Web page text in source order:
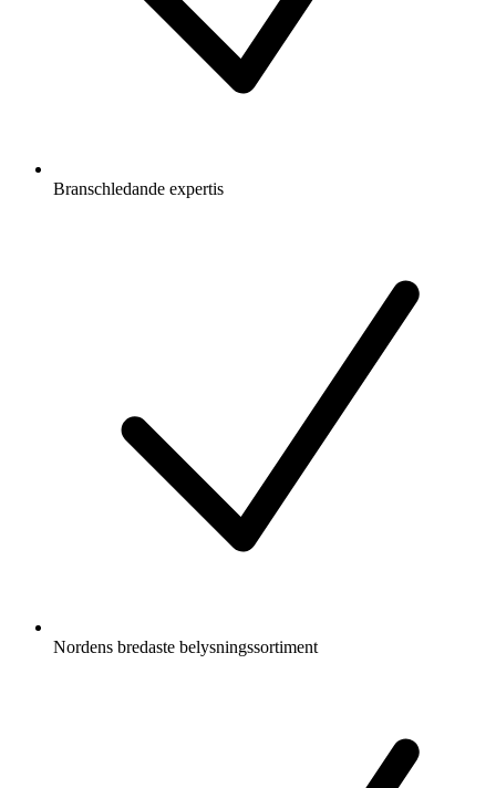
Branschledande expertis
Nordens bredaste belysningssortiment